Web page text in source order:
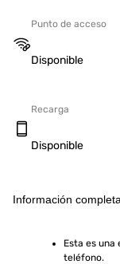
Punto de acceso
Disponible
Recarga
Disponible
Información
Esta es una
teléfono.